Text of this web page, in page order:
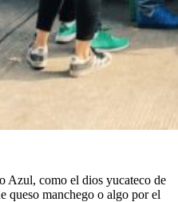
Azul, como el dios yucateco de
queso manchego o algo por el